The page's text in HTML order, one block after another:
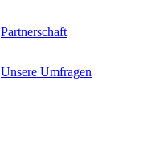
Partnerschaft
Unsere Umfragen